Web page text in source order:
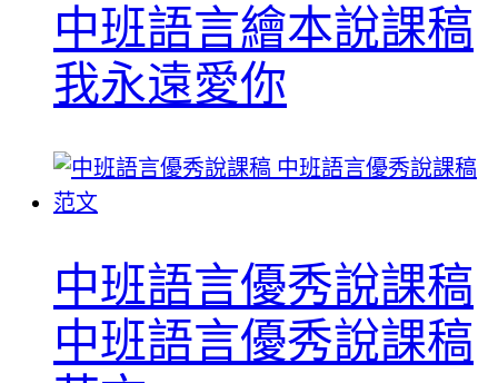
中班語言繪本說課稿
我永遠愛你
中班語言優秀說課稿
中班語言優秀說課稿